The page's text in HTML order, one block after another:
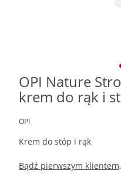
OPI Nature
krem do rąk i
OPI
Krem do stóp i rąk
Bądź pierwszym
Przejdź
początek